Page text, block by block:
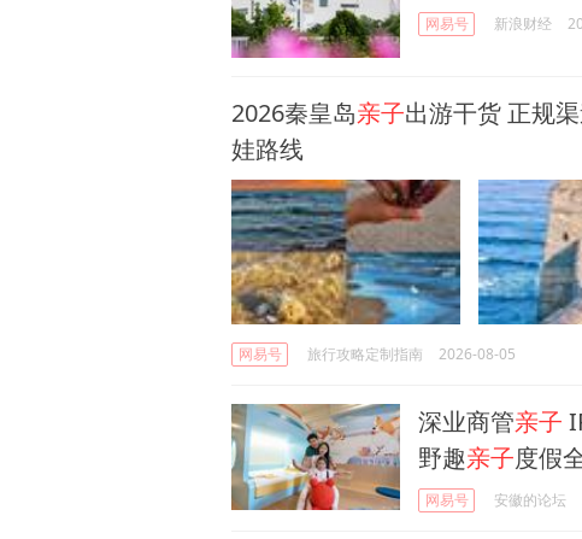
网易号 新浪财经
2026秦皇岛亲子出游干货 正规
娃路线
网易号 旅行攻略定制指南 2026-08-05
深业商管亲子
野趣亲子度假
网易号 安徽的论坛